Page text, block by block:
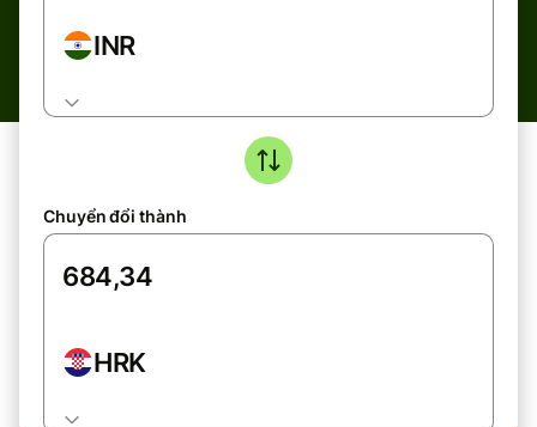
INR
Chuyển đổi thành
HRK